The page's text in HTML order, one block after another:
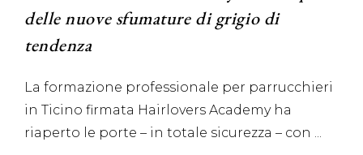
delle nuove sfumature di grigio di
tendenza
La formazione professionale per parrucchieri
in Ticino firmata Hairlovers Academy ha
riaperto le porte – in totale sicurezza – con